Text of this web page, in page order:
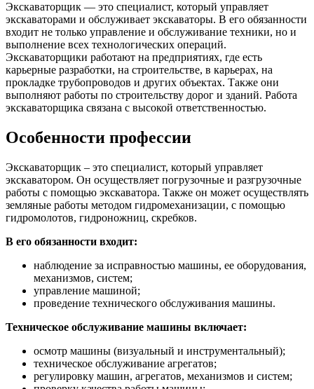
Экскаваторщик — это специалист, который управляет
экскаваторами и обслуживает экскаваторы. В его обязанности
входит не только управление и обслуживание техники, но и
выполнение всех технологических операций.
Экскаваторщики работают на предприятиях, где есть
карьерные разработки, на строительстве, в карьерах, на
прокладке трубопроводов и других объектах. Также они
выполняют работы по строительству дорог и зданий. Работа
экскаваторщика связана с высокой ответственностью.
Особенности профессии
Экскаваторщик – это специалист, который управляет
экскаватором. Он осуществляет погрузочные и разгрузочные
работы с помощью экскаватора. Также он может осуществлять
земляные работы методом гидромеханизации, с помощью
гидромолотов, гидроножниц, скребков.
В его обязанности входит:
наблюдение за исправностью машины, ее оборудования,
механизмов, систем;
управление машиной;
проведение технического обслуживания машины.
Техническое обслуживание машины включает:
осмотр машины (визуальный и инструментальный);
техническое обслуживание агрегатов;
регулировку машин, агрегатов, механизмов и систем;